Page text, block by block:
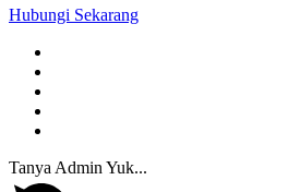
Hubungi Sekarang
Tanya Admin Yuk...